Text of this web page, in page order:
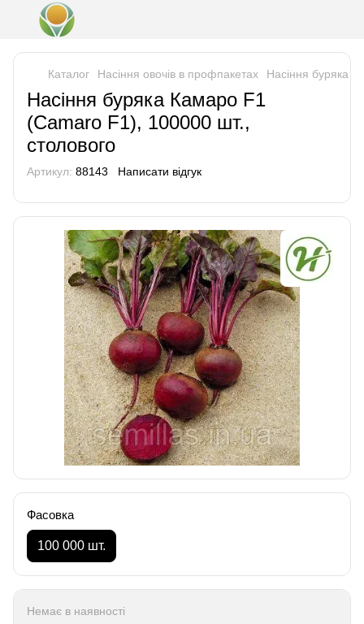
Каталог Насіння овочів в профпакетах Насіння буряка
Насіння буряка Камаро F1
(Camaro F1), 100000 шт.,
столового
Артикул: 88143 Написати відгук
Фасовка
100 000 шт.
Немає в наявності